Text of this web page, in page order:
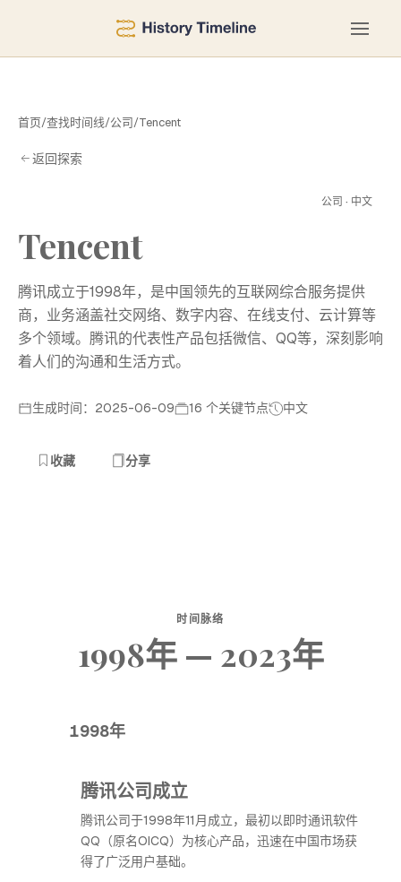
首页/查找时间线/公司/Tencent
返回探索
公司 · 中文
Tencent
腾讯成立于1998年，是中国领先的互联网综合服务提供
商，业务涵盖社交网络、数字内容、在线支付、云计算等
多个领域。腾讯的代表性产品包括微信、QQ等，深刻影响
着人们的沟通和生活方式。
生成时间：2025-06-09 16 个关键节点 中文
收藏 分享
时间脉络
1998年 — 2023年
1998年
腾讯公司成立
腾讯公司于1998年11月成立，最初以即时通讯软件
QQ（原名OICQ）为核心产品，迅速在中国市场获
得了广泛用户基础。